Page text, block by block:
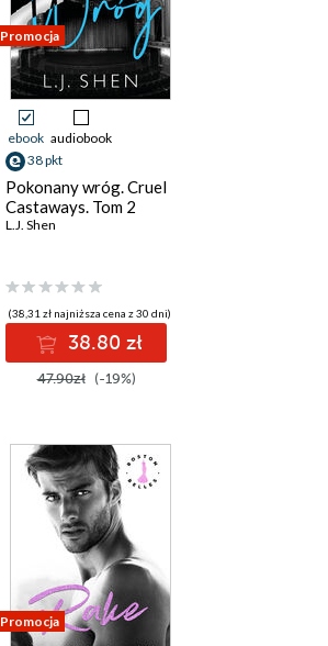
Promocja
ebook audiobook
38 pkt
Pokonany wróg. Cruel
Castaways. Tom 2
L.J. Shen
(38,31 zł najniższa cena z 30 dni)
38.80 zł
47.90zł (-19%)
Promocja